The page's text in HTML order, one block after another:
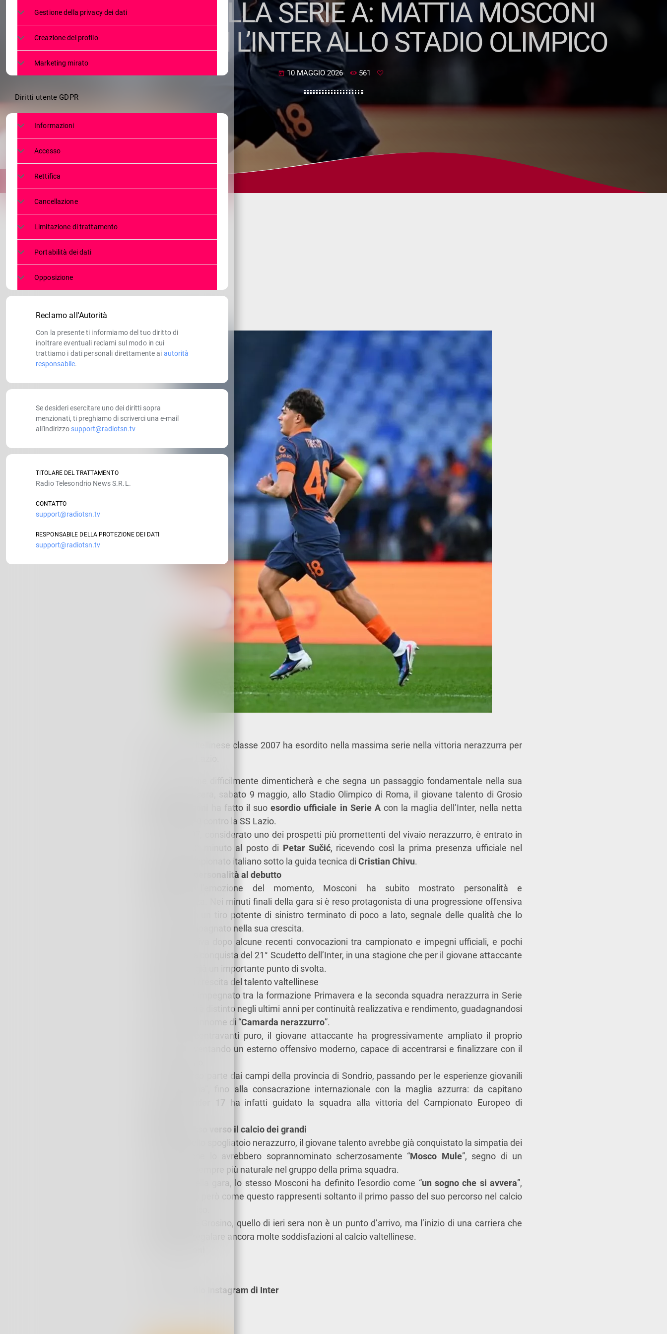
DA GROSIO ALLA SERIE A: MATTIA MOSCONI
DEBUTTA CON L’INTER ALLO STADIO OLIMPICO
today 10 MAGGIO 2026 561
Il giovane valtellinese classe 2007 ha esordito nella massima serie nella vittoria nerazzurra per
Una serata che difficilmente dimenticherà e che segna un passaggio fondamentale nella sua
carriera. Ieri sera, sabato 9 maggio, allo Stadio Olimpico di Roma, il giovane talento di Grosio
ha fatto il suoesordio ufficiale in Serie Acon la maglia dell’Inter, nella netta
vittoria per 3-0 contro la SS Lazio.
Il classe 2007, considerato uno dei prospetti più promettenti del vivaio nerazzurro, è entrato in
campo all’80° minuto al posto di Petar Sučić, ricevendo così la prima presenza ufficiale nel
massimo campionato italiano sotto la guida tecnica di Cristian Chivu.
Emozione e personalità al debutto
Nonostante l’emozione del momento, Mosconi ha subito mostrato personalità e
intraprendenza. Nei minuti finali della gara si è reso protagonista di una progressione offensiva
conclusa con un tiro potente di sinistro terminato di poco a lato, segnale delle qualità che lo
hanno accompagnato nella sua crescita.
Il debutto arriva dopo alcune recenti convocazioni tra campionato e impegni ufficiali, e pochi
giorni dopo la conquista del 21° Scudetto dell’Inter, in una stagione che per il giovane attaccante
rappresenta già un importante punto di svolta.
Il percorso di crescita del talento valtellinese
Attualmente impegnato tra la formazione Primavera e la seconda squadra nerazzurra in Serie
C, Mosconi si è distinto negli ultimi anni per continuità realizzativa e rendimento, guadagnandosi
anche il soprannome di “Camarda nerazzurro”.
Nato come centravanti puro, il giovane attaccante ha progressivamente ampliato il proprio
repertorio diventando un esterno offensivo moderno, capace di accentrarsi e finalizzare con il
Il suo percorso parte dai campi della provincia di Sondrio, passando per le esperienze giovanili
alla “Castellina”, fino alla consacrazione internazionale con la maglia azzurra: da capitano
Under 17 ha infatti guidato la squadra alla vittoria del Campionato Europeo di
Un primo passo verso il calcio dei grandi
All’interno dello spogliatoio nerazzurro, il giovane talento avrebbe già conquistato la simpatia dei
compagni, che lo avrebbero soprannominato scherzosamente “Mosco Mule”, segno di un
inserimento sempre più naturale nel gruppo della prima squadra.
Al termine della gara, lo stesso Mosconi ha definito l’esordio come “un sogno che si avvera”,
sottolineando però come questo rappresenti soltanto il primo passo del suo percorso nel calcio
Per il giovane Grosino, quello di ieri sera non è un punto d’arrivo, ma l’inizio di una carriera che
promette di regalare ancora molte soddisfazioni al calcio valtellinese.
Foto dal profilo Instagram di Inter
Gestione della privacy dei dati
Creazione del profilo
Marketing mirato
Diritti utente GDPR
Informazioni
Accesso
Rettifica
Cancellazione
Limitazione di trattamento
Portabilità dei dati
Opposizione
Reclamo all'Autorità
Con la presente ti informiamo del tuo diritto di
inoltrare eventuali reclami sul modo in cui
trattiamo i dati personali direttamente ai autorità
responsabile.
Se desideri esercitare uno dei diritti sopra
menzionati, ti preghiamo di scriverci una e-mail
all'indirizzo support@radiotsn.tv
TITOLARE DEL TRATTAMENTO
Radio Telesondrio News S.R.L.
CONTATTO
support@radiotsn.tv
RESPONSABILE DELLA PROTEZIONE DEI DATI
support@radiotsn.tv